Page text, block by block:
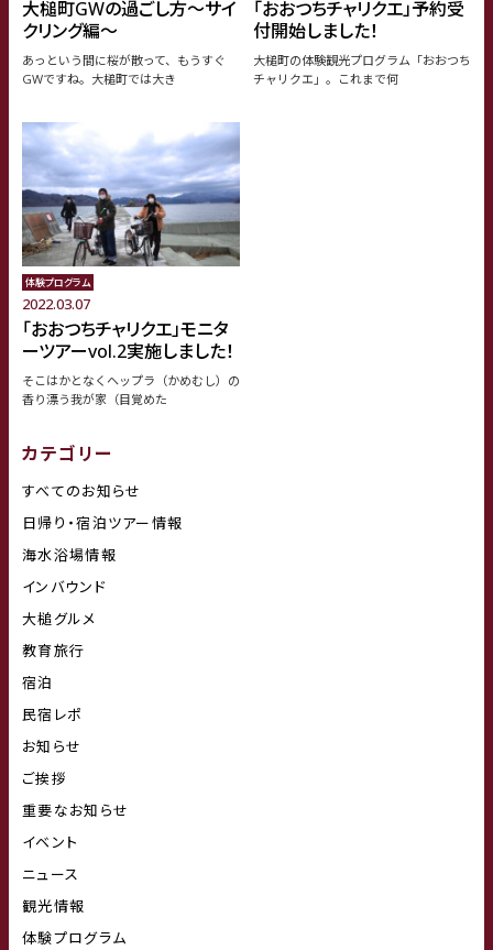
大槌町GWの過ごし方〜サイ
クリング編〜
あっという間に桜が散って、もうすぐ
GWですね。大槌町では大き
「おおつちチャリクエ」予約受
付開始しました！
大槌町の体験観光プログラム「おおつち
チャリクエ」。これまで何
2022.03.07
体験プログラム
「おおつちチャリクエ」モニタ
ーツアーvol.2実施しました！
そこはかとなくヘップラ（かめむし）の
香り漂う我が家（目覚めた
カテゴリー
すべてのお知らせ
日帰り・宿泊ツアー情報
海水浴場情報
インバウンド
大槌グルメ
教育旅行
宿泊
民宿レポ
お知らせ
ご挨拶
重要なお知らせ
イベント
ニュース
観光情報
体験プログラム